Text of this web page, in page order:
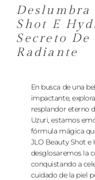
Deslumbra
Shot E
Secreto
Radiante
En busca de una
impactante,
resplandor eterno
Uzuri, estamos
fórmula mágica
JLO Beauty Shot e
desglosaremos la
conquistando a
cuidado de la piel